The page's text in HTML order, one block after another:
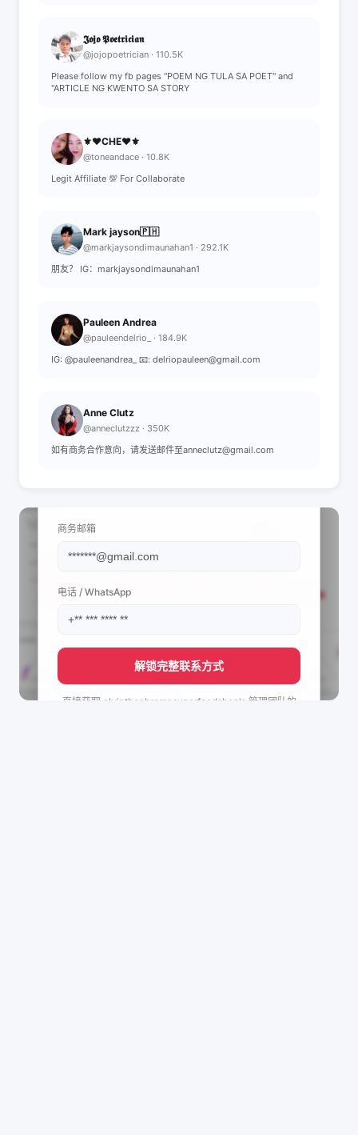
𝕵𝖔𝖏𝖔 𝕻𝖔𝖊𝖙𝖗𝖎𝖈𝖎𝖆𝖓
@jojopoetrician · 110.5K
Please follow my fb pages "POEM NG TULA SA POET" and
"ARTICLE NG KWENTO SA STORY
⚜❤CHE❤⚜
@toneandace · 10.8K
Legit Affiliate 💯 For Collaborate
Mark jayson🇵🇭
@markjaysondimaunahan1 · 292.1K
朋友？ IG：markjaysondimaunahan1
Pauleen Andrea
@pauleendelrio_ · 184.9K
IG: @pauleenandrea_ 📧: delriopauleen@gmail.com
Anne Clutz
@anneclutzzz · 350K
如有商务合作意向，请发送邮件至anneclutz@gmail.com
商务邮箱
电话 / WhatsApp
解锁完整联系方式
直接获取 alvintheobromasuperfoodshop's 管理团队的